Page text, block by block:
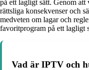
på ett lagligt sätt. Genom
rättsliga konsekvenser och
medveten om lagar och
favoritprogram på ett lagligt
Vad är IPTV och